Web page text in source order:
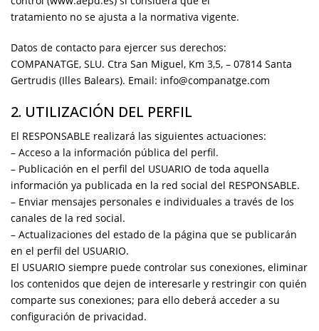
tratamiento no se ajusta a la normativa vigente.
Datos de contacto para ejercer sus derechos:
COMPANATGE, SLU. Ctra San Miguel, Km 3,5, – 07814 Santa
Gertrudis (Illes Balears). Email: info@companatge.com
2. UTILIZACIÓN DEL PERFIL
El RESPONSABLE realizará las siguientes actuaciones:
– Acceso a la información pública del perfil.
– Publicación en el perfil del USUARIO de toda aquella
información ya publicada en la red social del RESPONSABLE.
– Enviar mensajes personales e individuales a través de los
canales de la red social.
– Actualizaciones del estado de la página que se publicarán
en el perfil del USUARIO.
El USUARIO siempre puede controlar sus conexiones, eliminar
los contenidos que dejen de interesarle y restringir con quién
comparte sus conexiones; para ello deberá acceder a su
configuración de privacidad.